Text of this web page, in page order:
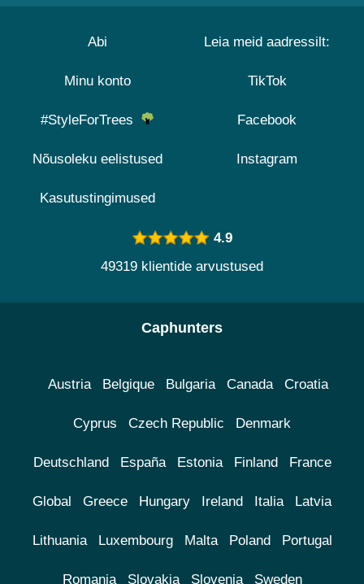
Abi
Minu konto
#StyleForTrees
Nõusoleku eelistused
Kasutustingimused
Leia meid aadressilt:
TikTok
Facebook
Instagram
4.9
49319 klientide arvustused
Caphunters
Austria Belgique Bulgaria Canada Croatia
Cyprus Czech Republic Denmark
Deutschland España Estonia Finland France
Global Greece Hungary Ireland Italia Latvia
Lithuania Luxembourg Malta Poland Portugal
Romania Slovakia Slovenia Sweden